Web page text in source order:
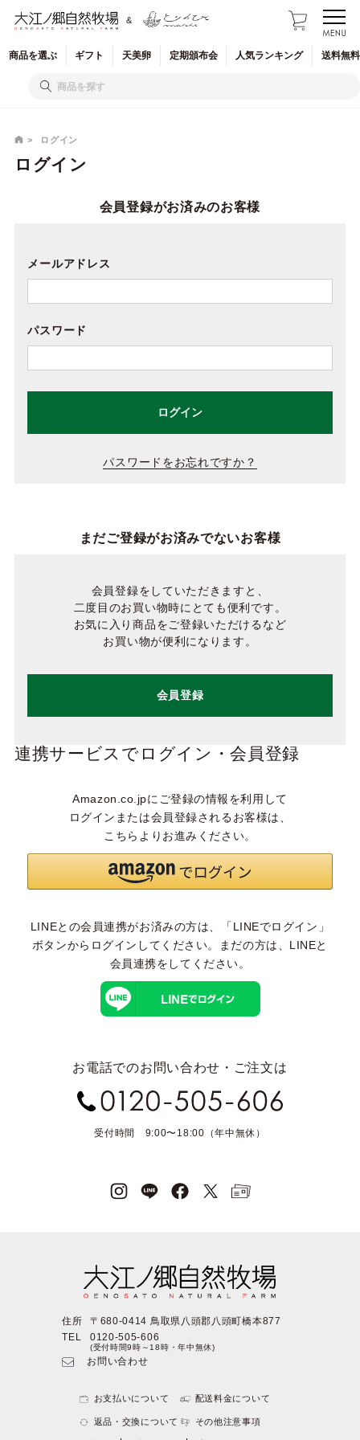
&
商品を選ぶ ギフト 天美卵 定期頒布会 人気ランキング 送料無
ログイン
ログイン
会員登録がお済みのお客様
メールアドレス
パスワード
ログイン
パスワードをお忘れですか？
まだご登録がお済みでないお客様
会員登録をしていただきますと、
二度目のお買い物時にとても便利です。
お気に入り商品をご登録いただけるなど
お買い物が便利になります。
会員登録
連携サービスでログイン・会員登録
Amazon.co.jpにご登録の情報を利用して
ログインまたは会員登録されるお客様は、
こちらよりお進みください。
LINEとの会員連携がお済みの方は、「LINEでログイン」
ボタンからログインしてください。まだの方は、 LINEと
会員連携をしてください。
お電話でのお問い合わせ・ご注文は
受付時間 9:00〜18:00（年中無休）
住所
〒680-0414 鳥取県八頭郡八頭町橋本877
TEL
0120-505-606
(受付時間9時～18時・年中無休)
お問い合わせ
お支払いについて 配送料金について
返品・交換について その他注意事項